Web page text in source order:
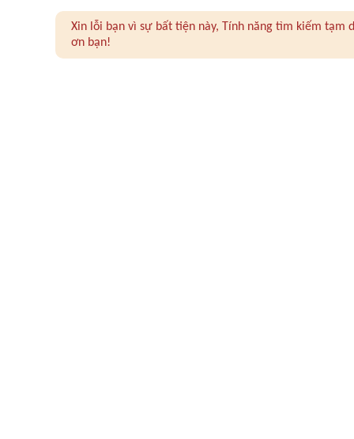
Xin lỗi bạn vì sự bất tiện này, Tính năng tìm kiếm
ơn bạn!